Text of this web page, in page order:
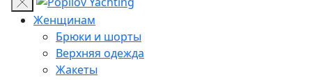
Женщинам
Брюки и шорты
Верхняя одежда
Жакеты